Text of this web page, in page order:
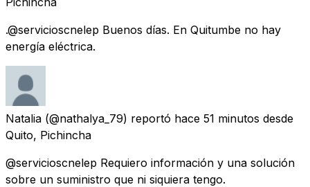
.@servicioscnelep Buenos días. En Quitumbe no hay
energía eléctrica.
Natalia (@nathalya_79) reportó hace 51 minutos desde
Quito, Pichincha
@servicioscnelep Requiero información y una solución
sobre un suministro que ni siquiera tengo.